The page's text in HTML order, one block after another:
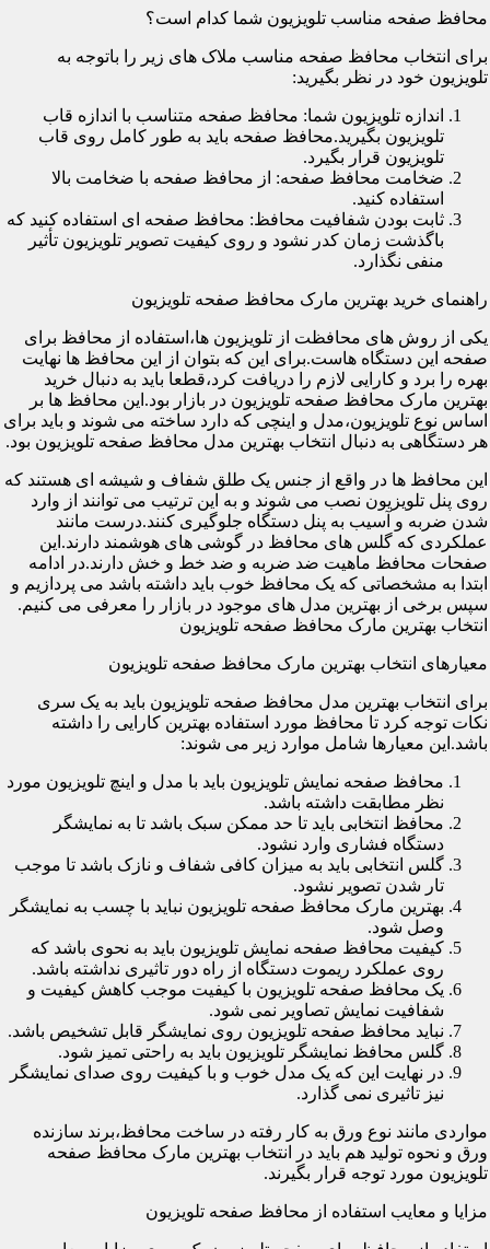
محافظ صفحه مناسب تلویزیون شما کدام است؟
برای انتخاب محافظ صفحه مناسب ملاک های زیر را باتوجه به
تلویزیون خود در نظر بگیرید:
اندازه تلویزیون شما: محافظ صفحه متناسب با اندازه قاب
تلویزیون بگیرید.محافظ صفحه باید به طور کامل روی قاب
تلویزیون قرار بگیرد.
ضخامت محافظ صفحه: از محافظ صفحه با ضخامت بالا
استفاده کنید.
ثابت بودن شفافیت محافظ: محافظ صفحه ای استفاده کنید که
باگذشت زمان کدر نشود و روی کیفیت تصویر تلویزیون تأثیر
منفی نگذارد.
راهنمای خرید بهترین مارک محافظ صفحه تلویزیون
یکی از روش های محافظت از تلویزیون ها،استفاده از محافظ برای
صفحه این دستگاه هاست.برای این که بتوان از این محافظ ها نهایت
بهره را برد و کارایی لازم را دریافت کرد،قطعا باید به دنبال خرید
بهترین مارک محافظ صفحه تلویزیون در بازار بود.این محافظ ها بر
اساس نوع تلویزیون،مدل و اینچی که دارد ساخته می شوند و باید برای
هر دستگاهی به دنبال انتخاب بهترین مدل محافظ صفحه تلویزیون بود.
این محافظ ها در واقع از جنس یک طلق شفاف و شیشه ای هستند که
روی پنل تلویزیون نصب می شوند و به این ترتیب می توانند از وارد
شدن ضربه و آسیب به پنل دستگاه جلوگیری کنند.درست مانند
عملکردی که گلس های محافظ در گوشی های هوشمند دارند.این
صفحات محافظ ماهیت ضد ضربه و ضد خط و خش دارند.در ادامه
ابتدا به مشخصاتی که یک محافظ خوب باید داشته باشد می پردازیم و
سپس برخی از بهترین مدل های موجود در بازار را معرفی می کنیم.
انتخاب بهترین مارک محافظ صفحه تلویزیون
معیارهای انتخاب بهترین مارک محافظ صفحه تلویزیون
برای انتخاب بهترین مدل محافظ صفحه تلویزیون باید به یک سری
نکات توجه کرد تا محافظ مورد استفاده بهترین کارایی را داشته
باشد.این معیارها شامل موارد زیر می شوند:
محافظ صفحه نمایش تلویزیون باید با مدل و اینچ تلویزیون مورد
نظر مطابقت داشته باشد.
محافظ انتخابی باید تا حد ممکن سبک باشد تا به نمایشگر
دستگاه فشاری وارد نشود.
گلس انتخابی باید به میزان کافی شفاف و نازک باشد تا موجب
تار شدن تصویر نشود.
بهترین مارک محافظ صفحه تلویزیون نباید با چسب به نمایشگر
وصل شود.
کیفیت محافظ صفحه نمایش تلویزیون باید به نحوی باشد که
روی عملکرد ریموت دستگاه از راه دور تاثیری نداشته باشد.
یک محافظ صفحه تلویزیون با کیفیت موجب کاهش کیفیت و
شفافیت نمایش تصاویر نمی شود.
نباید محافظ صفحه تلویزیون روی نمایشگر قابل تشخیص باشد.
گلس محافظ نمایشگر تلویزیون باید به راحتی تمیز شود.
در نهایت این که یک مدل خوب و با کیفیت روی صدای نمایشگر
نیز تاثیری نمی گذارد.
مواردی مانند نوع ورق به کار رفته در ساخت محافظ،برند سازنده
ورق و نحوه تولید هم باید در انتخاب بهترین مارک محافظ صفحه
تلویزیون مورد توجه قرار بگیرند.
مزایا و معایب استفاده از محافظ صفحه تلویزیون